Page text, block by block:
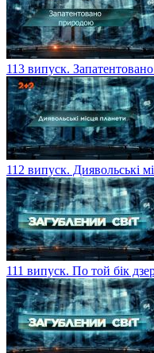
113 випуск.
112 випуск. Диявольські
111 випуск. По той бік